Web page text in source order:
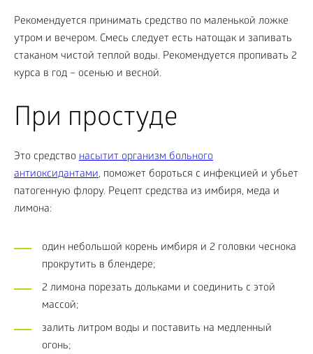
Рекомендуется принимать средство по маленькой ложке
утром и вечером. Смесь следует есть натощак и запивать
стаканом чистой теплой воды. Рекомендуется пропивать 2
курса в год – осенью и весной.
При простуде
Это средство насытит организм больного
антиоксидантами, поможет бороться с инфекцией и убьет
патогенную флору. Рецепт средства из имбиря, меда и
лимона:
один небольшой корень имбиря и 2 головки чеснока
прокрутить в блендере;
2 лимона порезать дольками и соединить с этой
массой;
залить литром воды и поставить на медленный
огонь;